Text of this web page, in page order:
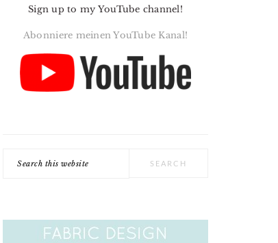
Sign up to my YouTube channel!
Abonniere meinen YouTube Kanal!